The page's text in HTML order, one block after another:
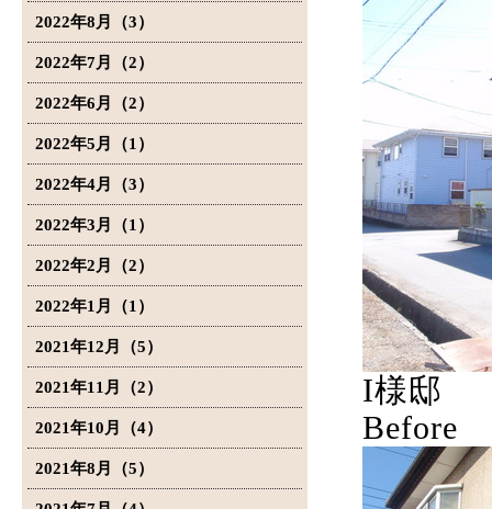
2022年8月（3）
2022年7月（2）
2022年6月（2）
2022年5月（1）
2022年4月（3）
2022年3月（1）
2022年2月（2）
2022年1月（1）
2021年12月（5）
2021年11月（2）
2021年10月（4）
2021年8月（5）
I様邸
Before